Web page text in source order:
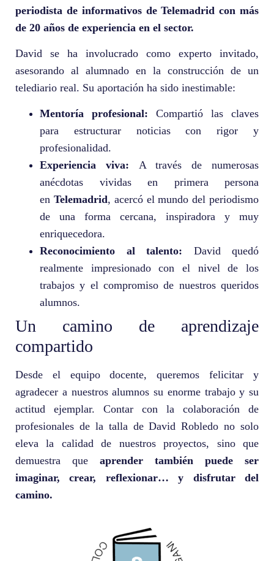
periodista de informativos de Telemadrid con más
de 20 años de experiencia en el sector.
David se ha involucrado como experto invitado,
asesorando al alumnado en la construcción de un
telediario real. Su aportación ha sido inestimable:
Mentoría profesional: Compartió las claves
para estructurar noticias con rigor y
profesionalidad.
Experiencia viva: A través de numerosas
anécdotas vividas en primera persona
en Telemadrid, acercó el mundo del periodismo
de una forma cercana, inspiradora y muy
enriquecedora.
Reconocimiento al talento: David quedó
realmente impresionado con el nivel de los
trabajos y el compromiso de nuestros queridos
alumnos.
Un camino de aprendizaje
compartido
Desde el equipo docente, queremos felicitar y
agradecer a nuestros alumnos su enorme trabajo y su
actitud ejemplar. Contar con la colaboración de
profesionales de la talla de David Robledo no solo
eleva la calidad de nuestros proyectos, sino que
demuestra que aprender también puede ser
imaginar, crear, reflexionar… y disfrutar del
camino.